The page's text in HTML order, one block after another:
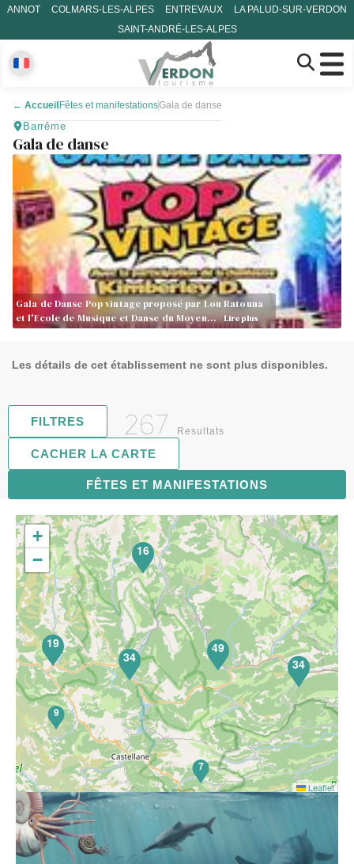
ANNOT COLMARS-LES-ALPES ENTREVAUX
LA PALUD-SUR-VERDON
SAINT-ANDRÉ-LES-ALPES
← Accueil Fêtes et manifestationsGala de danse
Barrême
Gala de danse
Gala de Danse Pop vintage proposé par Lou Ratouna
et l'Ecole de Musique et Danse du Moyen… Lire plus
Les détails de cet établissement ne sont plus disponibles.
FILTRES 267 Resultats
FÊTES ET MANIFESTATIONS
CACHER LA CARTE
Géologie et patrimoine naturel, partez à la découverte du
plésiosaure, grand reptile marin disparu il y a 66 millions
d'années
7
9
19
34
49
34
16
68
+
−
Leaflet